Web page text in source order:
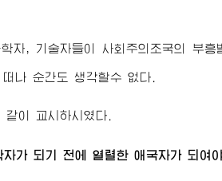
자, 기술자들이 사회주의조국의 부
나 순간도 생각할수 없다.
이 교시하시였다.
가 되기 전에 열렬한 애국자가 되여